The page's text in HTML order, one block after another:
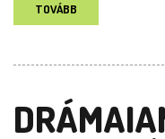
TOVÁBB